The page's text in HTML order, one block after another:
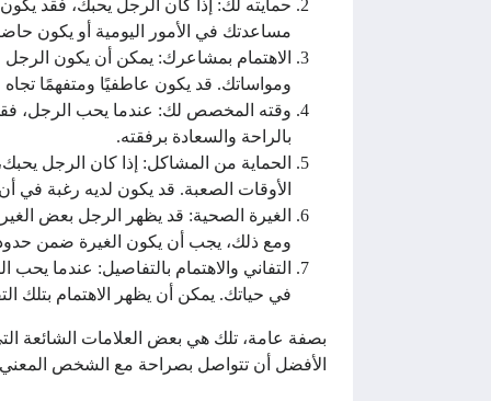
حمايته لك: إذا كان الرجل يحبك، فقد
مساعدتك في الأمور اليومية أو يكون
الاهتمام بمشاعرك: يمكن أن يكون
ومواساتك. قد يكون عاطفيًا ومتفهمًا
وقته المخصص لك: عندما يحب الرجل،
بالراحة والسعادة برفقته.
الحماية من المشاكل: إذا كان الرجل
الأوقات الصعبة. قد يكون لديه رغبة في
الغيرة الصحية: قد يظهر الرجل بعض
ومع ذلك، يجب أن يكون الغيرة ضمن
التفاني والاهتمام بالتفاصيل: عندما
في حياتك. يمكن أن يظهر الاهتمام بتلك
بصفة عامة، تلك هي بعض العلامات الشائعة
الأفضل أن تتواصل بصراحة مع الشخص المعني